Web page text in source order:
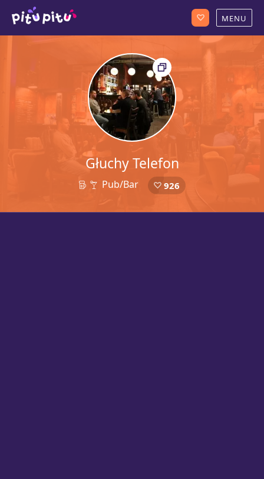
Głuchy Telefon
23 Pub/Bar 926